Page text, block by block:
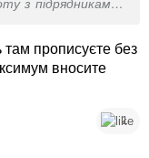
з підрядниками і
прописуєте без
вносите
1